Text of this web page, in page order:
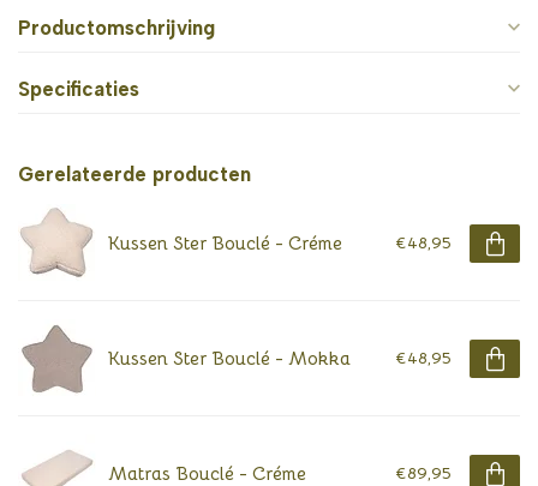
Productomschrijving
Specificaties
Gerelateerde producten
Kussen Ster Bouclé - Créme €48,95
Kussen Ster Bouclé - Mokka €48,95
Matras Bouclé - Créme €89,95